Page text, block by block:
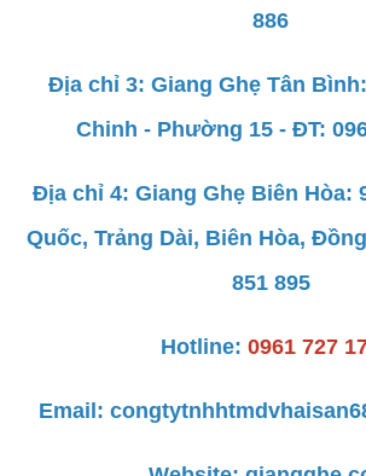
886
Địa chỉ 3: Giang Ghẹ Tân
Chinh - Phường 15 - ĐT:
Địa chỉ 4: Giang Ghẹ Biên Hòa:
Quốc, Trảng Dài, Biên Hòa,
851 895
Hotline: 0961 727
Email: